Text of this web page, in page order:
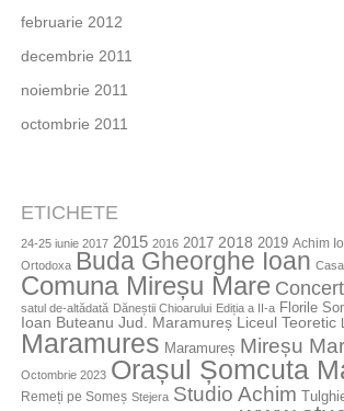
februarie 2012
decembrie 2011
noiembrie 2011
octombrie 2011
ETICHETE
24-25 iunie 2017 2015 2016 2017 2018 2019 Achim
Ortodoxa
Buda Gheorghe Ioan
Comuna Mireșu Mare
satul de-altădată Dăneștii Chioarului Ediția a II-a Florile
Ioan Buteanu Jud. Maramureș Liceul Teoretic
Maramures Maramureș Mireșu
Octombrie 2023 Orașul Șomcuta
Remeți pe Someș Stejera Studio Achim